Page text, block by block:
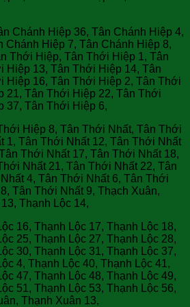
Chánh Hiệp 36, Tân Chánh Hiệp 4,
Chánh Hiệp 7, Tân Chánh Hiệp 8,
Thới Hiệp, Tân Thới Hiệp 1, Tân
Hiệp 13, Tân Thới Hiệp 14, Tân
Hiệp 16, Tân Thới Hiệp 2, Tân Thới
21, Tân Thới Hiệp 22, Tân Thới
37, Tân Thới Hiệp 6,
Hiệp 8, Tân Thới Nhất, Tân Thới
1, Tân Thới Nhất 12, Tân Thới Nhất
Thới Nhất 17, Tân Thới Nhất 18,
Nhất 21, Tân Thới Nhất 22, Tân
4, Tân Thới Nhất 6, Tân Thới
Tân Thới Nhất 9, Thạch Xuân,
Thạnh Lộc 14,
16, Thạnh Lộc 17, Thạnh Lộc 18,
25, Thạnh Lộc 27, Thạnh Lộc 28,
30, Thạnh Lộc 31, Thạnh Lộc 37,
4, Thạnh Lộc 40, Thạnh Lộc 41,
47, Thạnh Lộc 48, Thạnh Lộc 49,
51, Thạnh Lộc 53, Thạnh Lộc 56,
Thạnh Xuân 13,